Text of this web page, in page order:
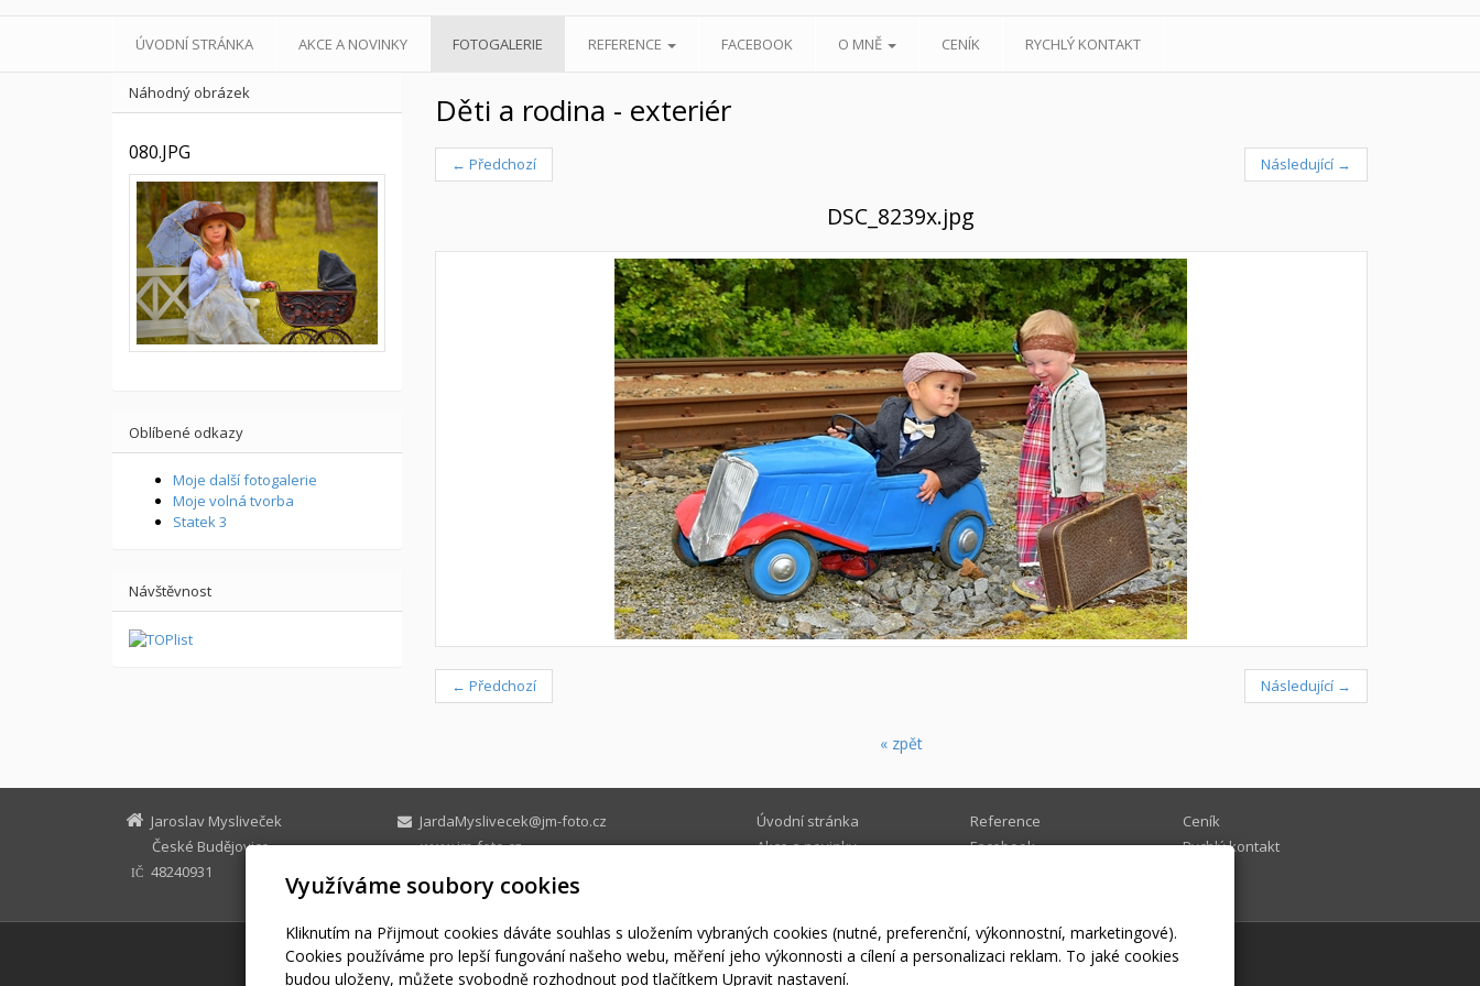
ÚVODNÍ STRÁNKA AKCE A NOVINKY FOTOGALERIE REFERENCE FACEBOOK O MNĚ CENÍK RYCHLÝ KONTAKT
Děti a rodina - exteriér
← Předchozí Následující →
DSC_8239x.jpg
← Předchozí Následující →
« zpět
Náhodný obrázek
080.JPG
Oblíbené odkazy
Moje další fotogalerie
Moje volná tvorba
Statek 3
Návštěvnost
Jaroslav Mysliveček
České Budějovice
IČ 48240931
JardaMyslivecek@jm-foto.cz
www.jm-foto.cz
+420 732 274 579
Úvodní stránka
Akce a novinky
Reference
Facebook
Ceník
Rychlý kontakt
© 2026Jaroslav Mysliveček|Mapa webu
Využíváme soubory cookies
Kliknutím na Přijmout cookies dáváte souhlas s uložením vybraných cookies (nutné, preferenční, výkonnostní, marketingové).
Cookies používáme pro lepší fungování našeho webu, měření jeho výkonnosti a cílení a personalizaci reklam. To jaké cookies
budou uloženy, můžete svobodně rozhodnout pod tlačítkem Upravit nastavení.